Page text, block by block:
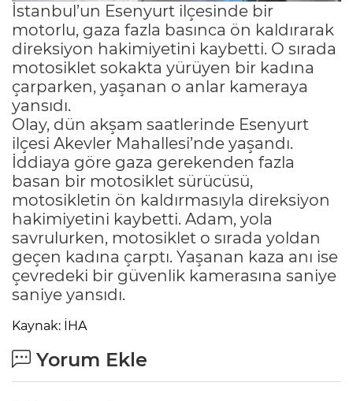
İstanbul’un Esenyurt ilçesinde bir
motorlu, gaza fazla basınca ön kaldırarak
direksiyon hakimiyetini kaybetti. O sırada
motosiklet sokakta yürüyen bir kadına
çarparken, yaşanan o anlar kameraya
yansıdı.
Olay, dün akşam saatlerinde Esenyurt
ilçesi Akevler Mahallesi’nde yaşandı.
İddiaya göre gaza gerekenden fazla
basan bir motosiklet sürücüsü,
motosikletin ön kaldırmasıyla direksiyon
hakimiyetini kaybetti. Adam, yola
savrulurken, motosiklet o sırada yoldan
geçen kadına çarptı. Yaşanan kaza anı ise
çevredeki bir güvenlik kamerasına saniye
saniye yansıdı.
Kaynak: İHA
Yorum Ekle